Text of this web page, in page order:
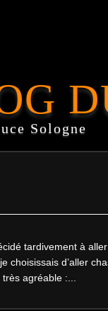
Sologne
tardivement à
choisissais d’aller
agréable :...